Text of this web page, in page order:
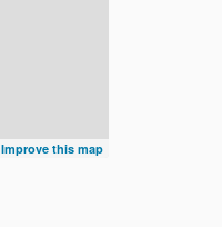
Improve this map